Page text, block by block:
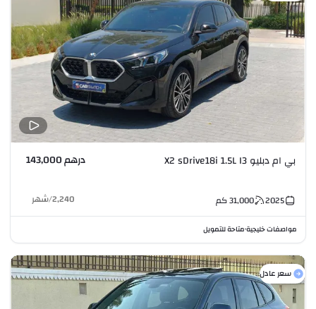
بي ام دبليو X2 sDrive18i 1.5L I3 درهم 143,000
2025
31,000كم 2,240
/شهر
مواصفات خليجية•متاحة للتمويل
سعر عادل